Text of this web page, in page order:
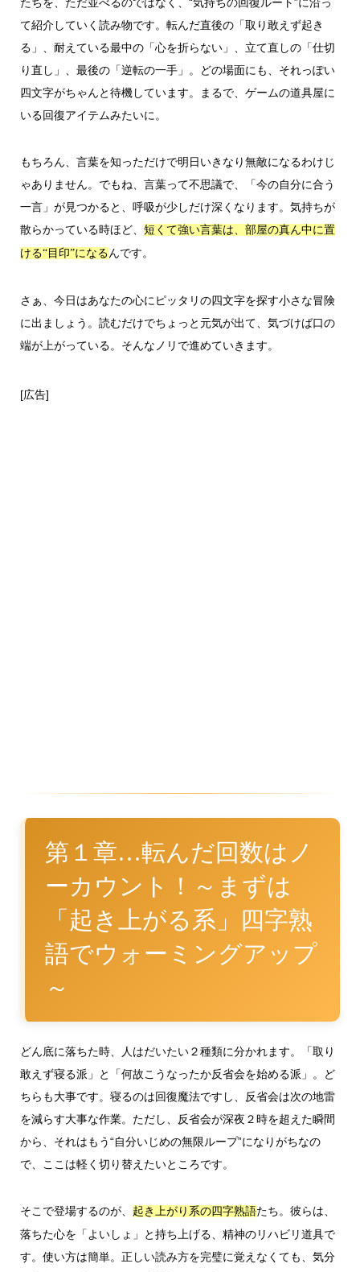
て紹介していく読み物です。転んだ直後の「取り敢えず起き
る」、耐えている最中の「心を折らない」、立て直しの「仕切
り直し」、最後の「逆転の一手」。どの場面にも、それっぽい
四文字がちゃんと待機しています。まるで、ゲームの道具屋に
いる回復アイテムみたいに。
もちろん、言葉を知っただけで明日いきなり無敵になるわけじ
ゃありません。でもね、言葉って不思議で、「今の自分に合う
一言」が見つかると、呼吸が少しだけ深くなります。気持ちが
散らかっている時ほど、 短くて強い言葉は、部屋の真ん中に置
ける“目印”になる んです。
さぁ、今日はあなたの心にピッタリの四文字を探す小さな冒険
に出ましょう。読むだけでちょっと元気が出て、気づけば口の
端が上がっている。そんなノリで進めていきます。
[広告]
第１章…転んだ回数はノ
ーカウント！～まずは
「起き上がる系」四字熟
語でウォーミングアップ
～
どん底に落ちた時、人はだいたい２種類に分かれます。「取り
敢えず寝る派」と「何故こうなったか反省会を始める派」。ど
ちらも大事です。寝るのは回復魔法ですし、反省会は次の地雷
を減らす大事な作業。ただし、反省会が深夜２時を超えた瞬間
から、それはもう“自分いじめの無限ループ”になりがちなの
で、ここは軽く切り替えたいところです。
そこで登場するのが、 起き上がり系の四字熟語たち。彼らは、
落ちた心を「よいしょ」と持ち上げる、精神のリハビリ道具で
す。使い方は簡単。正しい読み方を完璧に覚えなくても、気分